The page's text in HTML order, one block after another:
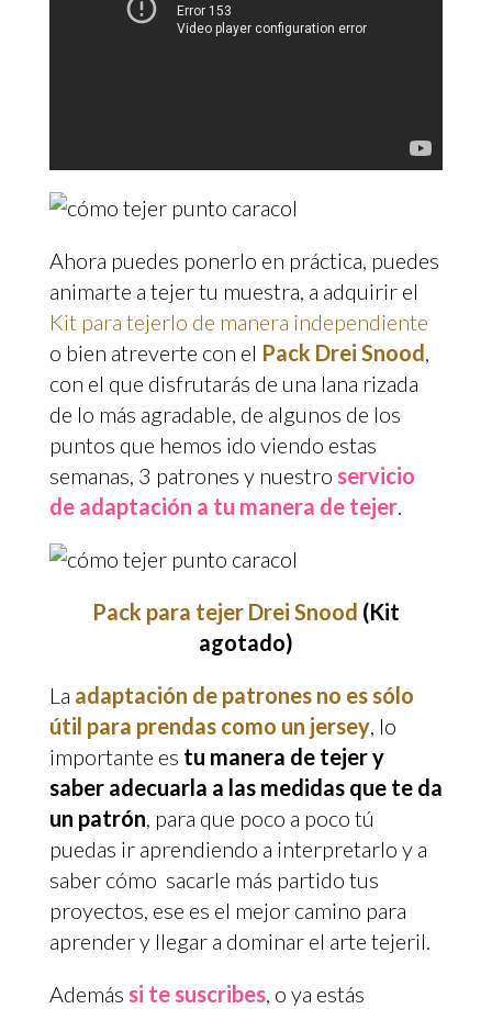
Ahora puedes ponerlo en práctica, puedes
animarte a tejer tu muestra, a adquirir el
Kit para tejerlo de manera independiente
o bien atreverte con el Pack Drei Snood,
con el que disfrutarás de una lana rizada
de lo más agradable, de algunos de los
puntos que hemos ido viendo estas
semanas, 3 patrones y nuestro servicio
de adaptación a tu manera de tejer.
Pack para tejer Drei Snood (Kit
agotado)
La adaptación de patrones no es sólo
útil para prendas como un jersey, lo
importante es tu manera de tejer y
saber adecuarla a las medidas que te da
un patrón, para que poco a poco tú
puedas ir aprendiendo a interpretarlo y a
saber cómo sacarle más partido tus
proyectos, ese es el mejor camino para
aprender y llegar a dominar el arte tejeril.
Además si te suscribes, o ya estás